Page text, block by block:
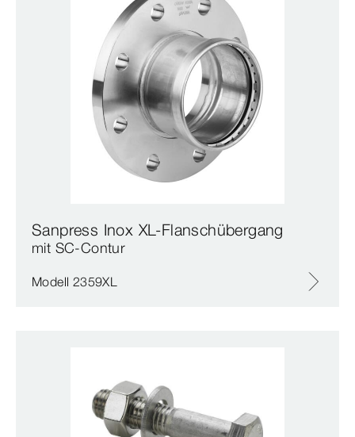
Sanpress Inox XL-Flanschübergang
mit SC‑Contur
Modell 2359XL